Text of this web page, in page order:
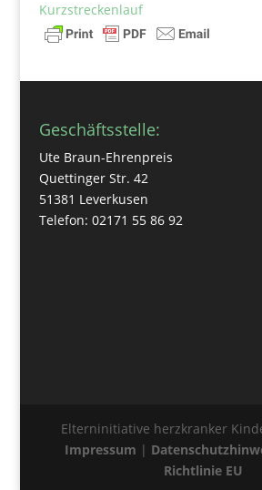
Kurzstreckenlauf
Geschäftsstelle:
Ute Braun-Ehrenpreis
Quettinger Str. 42
51381 Leverkusen
Telefon: 02171 55 86 92
Elterninitiative herzkranker
Impressum |
Richtlinie EU